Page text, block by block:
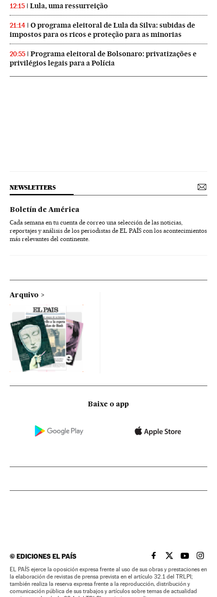
12:15 Lula, uma ressurreição
21:14
O programa eleitoral de Lula da Silva: subidas de
impostos para os ricos e proteção para as minorias
20:55
Programa eleitoral de Bolsonaro: privatizações e
privilégios legais para a Polícia
NEWSLETTERS
Boletín de América
Cada semana en tu cuenta de correo una selección de las noticias,
reportajes y análisis de los periodistas de EL PAÍS con los acontecimientos
más relevantes del continente.
Arquivo
Baixe o app
©EDICIONES EL PAÍS EL PAÍS BRASIL EN
EL PAÍSEL PAÍS
EL
EL PAÍS ejerce la oposición expresa frente al uso de sus obras y prestaciones en
la elaboración de revistas de prensa prevista en el artículo 32.1 del TRLPI;
también realiza la reserva expresa frente a la reproducción, distribución y
comunicación pública de sus trabajos y artículos sobre temas de actualidad